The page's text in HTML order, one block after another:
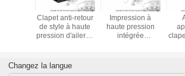
Clapet anti-retour
de style à haute
pression d'aileron
anticorrosion
Impression à
haute pression
intégrée
pouces
- 4"
Changez la langue